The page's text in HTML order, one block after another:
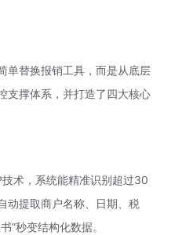
单替换报销工具，而是从底层
支撑体系，并打造了四大核心
术，系统能精准识别超过30
动提取商户名称、日期、税
”秒变结构化数据。